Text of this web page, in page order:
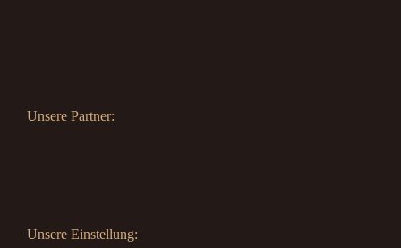
Unsere Partner:
Unsere Einstellung: